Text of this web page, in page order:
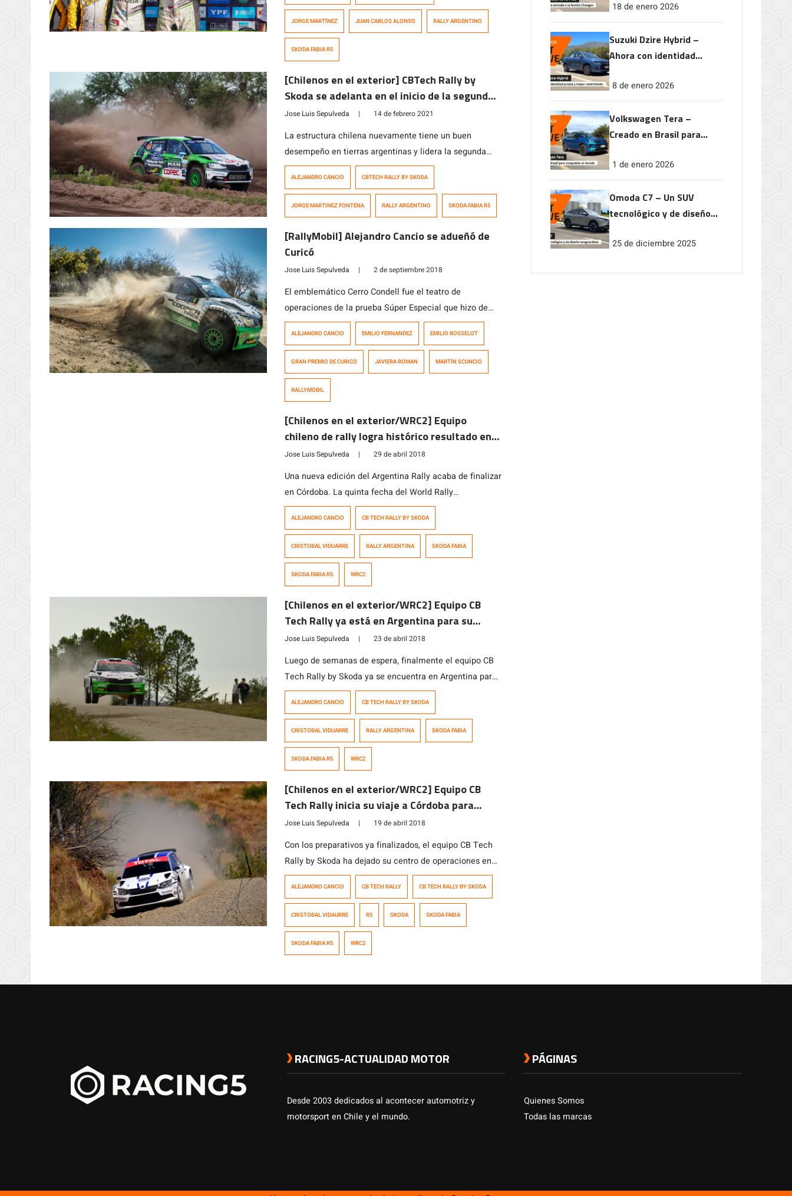
lugar, mientras que Alejandro Cancio debió abandonar
por un pequeño desperfecto en su auto. El equipo que
esta semana debutó […]
JORGE MARTÍNEZ JUAN CARLOS ALONSO RALLY ARGENTINO
SKODA FABIA R5
[Chilenos en el exterior] CBTech Rally by
Skoda se adelanta en el inicio de la segunda
fecha del Rally Argentino
Jose Luis Sepulveda | 14 de febrero 2021
La estructura chilena nuevamente tiene un buen
desempeño en tierras argentinas y lidera la segunda
cita del calendario. Tras la disputa del primer tramo de
seguido del chileno Jorge Martínez con una estrecha
diferencia una […]
ALEJANDRO CANCIO CBTECH RALLY BY SKODA
JORGE MARTINEZ FONTENA RALLY ARGENTINO SKODA FABIA R5
[RallyMobil] Alejandro Cancio se adueñó de
Curicó
Jose Luis Sepulveda | 2 de septiembre 2018
El emblemático Cerro Condell fue el teatro de
operaciones de la prueba Súper Especial que hizo de
cierre de un emocionante Gran Premio de Curicó, que
(Skoda Fabia), que se quedó con la fecha mediante una
sólida actuación el sábado. Ello le permitió aprovechar
los inconvenientes sufridos por […]
ALEJANDRO CANCIO EMILIO FERNANDEZ EMILIO ROSSELOT
GRAN PREMIO DE CURICO JAVIERA ROMAN MARTÍN SCUNCIO
RALLYMOBIL
[Chilenos en el exterior/WRC2] Equipo
chileno de rally logra histórico resultado en
fecha del WRC en Argentina
Jose Luis Sepulveda | 29 de abril 2018
Una nueva edición del Argentina Rally acaba de finalizar
en Córdoba. La quinta fecha del World Rally
Championship (WRC) ha llegado a su fin luego de
sortear los cerca de 360 kilómetros de pruebas
especiales. El evento deportivo contó […]
ALEJANDRO CANCIO CB TECH RALLY BY SKODA
CRISTOBAL VIDUARRE RALLY ARGENTINA SKODA FABIA
SKODA FABIA R5 WRC2
[Chilenos en el exterior/WRC2] Equipo CB
Tech Rally ya está en Argentina para su
debut en el mundial de rally
Jose Luis Sepulveda | 23 de abril 2018
Luego de semanas de espera, finalmente el equipo CB
Tech Rally by Skoda ya se encuentra en Argentina para
la disputa de la fecha del WRC en Córdoba. La quinta
quienes formarán parte de la nutrida lista […]
ALEJANDRO CANCIO CB TECH RALLY BY SKODA
CRISTOBAL VIDUARRE RALLY ARGENTINA SKODA FABIA
SKODA FABIA R5 WRC2
[Chilenos en el exterior/WRC2] Equipo CB
Tech Rally inicia su viaje a Córdoba para
debutar en el Campeonato Mundial de Rally
Jose Luis Sepulveda | 19 de abril 2018
Con los preparativos ya finalizados, el equipo CB Tech
Rally by Skoda ha dejado su centro de operaciones en
Santiago y ya va camino a ser parte de la fecha mundial
que obligó a […]
ALEJANDRO CANCIO CB TECH RALLY CB TECH RALLY BY SKODA
CRISTOBAL VIDAURRE R5 SKODA SKODA FABIA
SKODA FABIA R5 WRC2
18 de enero 2026
Suzuki Dzire Hybrid –
Ahora con identidad
rendimiento
8 de enero 2026
Volkswagen Tera –
Creado en Brasil para
1 de enero 2026
Omoda C7 – Un SUV
tecnológico y de diseño
25 de diciembre 2025
RACING5-ACTUALIDAD MOTOR
Desde 2003 dedicados al acontecer automotriz y
motorsport en Chile y el mundo.
PÁGINAS
Quienes Somos
Todas las marcas